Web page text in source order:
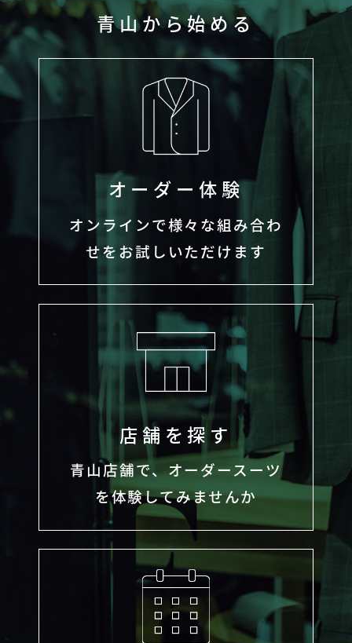
青山から始める
オーダー体験
オンラインで様々な組み合わ
せをお試しいただけます
店舗を探す
青山店舗で、オーダースーツ
を体験してみませんか